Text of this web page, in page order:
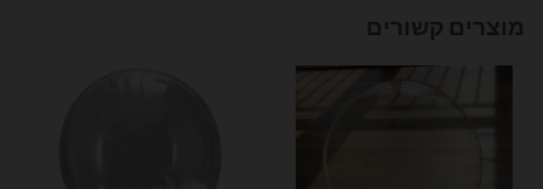
מוצרים קשורים